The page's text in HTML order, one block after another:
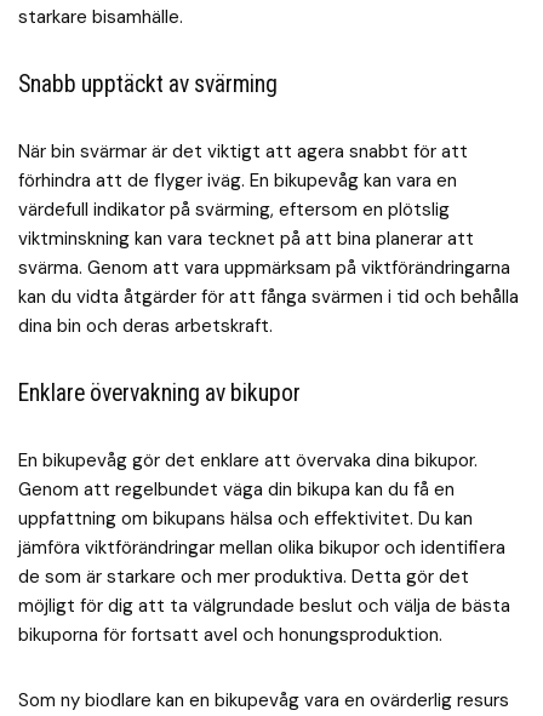
starkare bisamhälle.
Snabb upptäckt av svärming
När bin svärmar är det viktigt att agera snabbt för att
förhindra att de flyger iväg. En bikupevåg kan vara en
värdefull indikator på svärming, eftersom en plötslig
viktminskning kan vara tecknet på att bina planerar att
svärma. Genom att vara uppmärksam på viktförändringarna
kan du vidta åtgärder för att fånga svärmen i tid och behålla
dina bin och deras arbetskraft.
Enklare övervakning av bikupor
En bikupevåg gör det enklare att övervaka dina bikupor.
Genom att regelbundet väga din bikupa kan du få en
uppfattning om bikupans hälsa och effektivitet. Du kan
jämföra viktförändringar mellan olika bikupor och identifiera
de som är starkare och mer produktiva. Detta gör det
möjligt för dig att ta välgrundade beslut och välja de bästa
bikuporna för fortsatt avel och honungsproduktion.
Som ny biodlare kan en bikupevåg vara en ovärderlig resurs